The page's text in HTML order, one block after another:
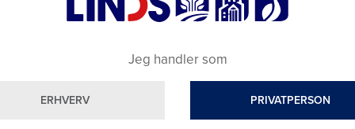
Jeg handler som
ERHVERV PRIVATPERSON